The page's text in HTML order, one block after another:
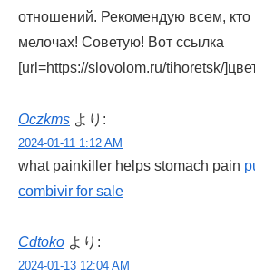
отношений. Рекомендую всем, кто
мелочах! Советую! Вот ссылка
[url=https://slovolom.ru/tihoretsk/
Oczkms より:
2024-01-11 1:12 AM
what painkiller helps stomach pain
combivir for sale
Cdtoko より:
2024-01-13 12:04 AM